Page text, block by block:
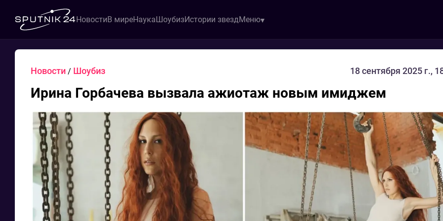
НовостиВ миреНаукаШоубизИстории звездМеню
Новости / Шоубиз 18 сентября 2025 г.,
Ирина Горбачева вызвала ажиотаж новым имиджем